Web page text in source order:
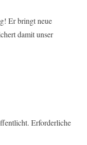
Er bringt neue
damit unser
Erforderliche